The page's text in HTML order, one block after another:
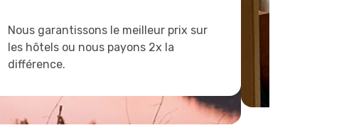
Nous garantissons le meilleur prix sur
les hôtels ou nous payons 2x la
différence.